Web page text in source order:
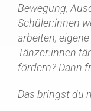
Bewegung,
Schüler:innen
arbeiten,
Tänzer:innen
fördern? Dann
Das bringst du